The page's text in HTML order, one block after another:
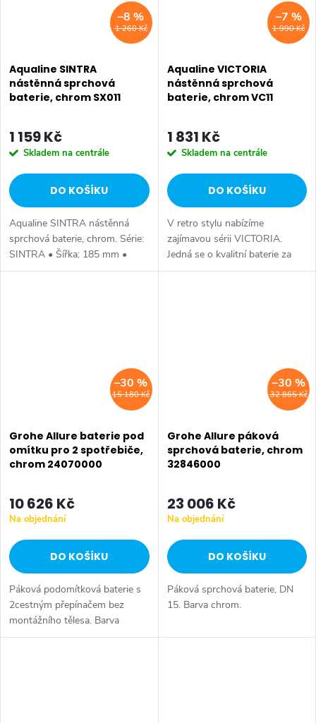
1 260 Kč
–8 %
Aqualine SINTRA
nástěnná sprchová
baterie, chrom SX011
1 159 Kč
Skladem na centrále
DO KOŠÍKU
Aqualine SINTRA nástěnná
sprchová baterie, chrom. Série:
SINTRA • Šířka: 185 mm •
Výška: 111 mm • Hloubka: 146
1 990 Kč
–7 %
Aqualine VICTORIA
nástěnná sprchová
baterie, chrom VC11
1 831 Kč
Skladem na centrále
DO KOŠÍKU
V retro stylu nabízíme
zajímavou sérii VICTORIA.
Jedná se o kvalitní baterie za
příznivou pořizovací cenu.
15 180 Kč
–30 %
Grohe Allure baterie pod
omítku pro 2 spotřebiče,
chrom 24070000
10 626 Kč
Na objednání
DO KOŠÍKU
Páková podomítková baterie s
2cestným přepínačem bez
montážního tělesa. Barva
chrom.
32 865 Kč
–30 %
Grohe Allure páková
sprchová baterie, chrom
32846000
23 006 Kč
Na objednání
DO KOŠÍKU
Páková sprchová baterie, DN
15. Barva chrom.